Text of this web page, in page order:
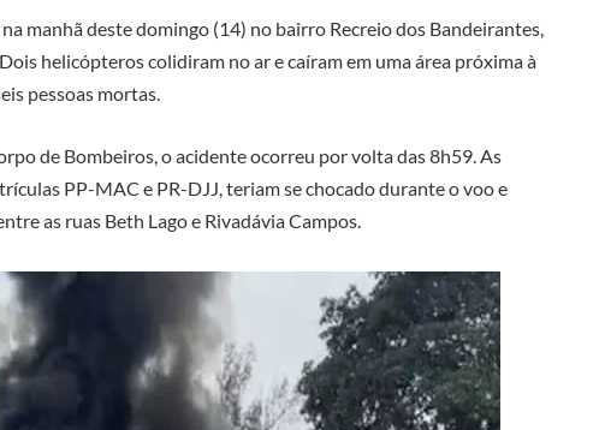
manhã deste domingo (14) no bairro Recreio dos Bandeirantes,
helicópteros colidiram no ar e caíram em uma área próxima à
pessoas mortas.
de Bombeiros, o acidente ocorreu por volta das 8h59. As
PP-MAC e PR-DJJ, teriam se chocado durante o voo e
as ruas Beth Lago e Rivadávia Campos.